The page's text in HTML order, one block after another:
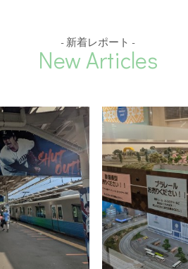
- 新着レポート -
New Articles